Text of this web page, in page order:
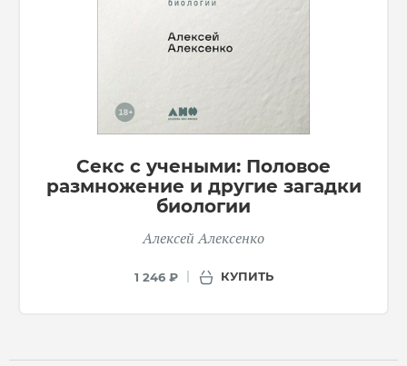
Секс с учеными: Половое
размножение и другие загадки
биологии
Алексей Алексенко
1 246 ₽ КУПИТЬ